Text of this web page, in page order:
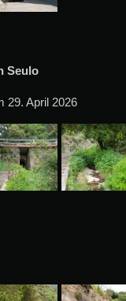
Seulo
29. April 2026